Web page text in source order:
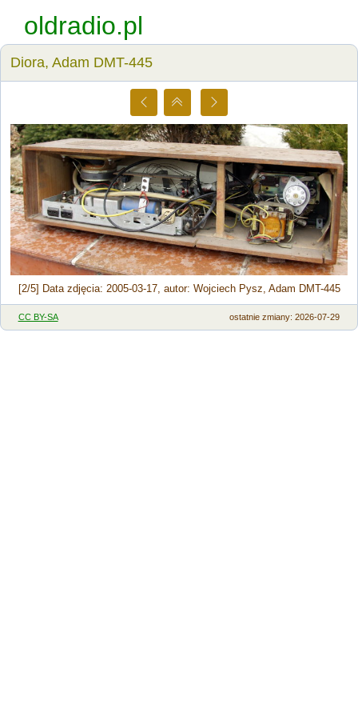
oldradio.pl
Diora, Adam DMT-445
[2/5] Data zdjęcia: 2005-03-17, autor: Wojciech Pysz, Adam DMT-445
CC BY-SA ostatnie zmiany: 2026-07-29